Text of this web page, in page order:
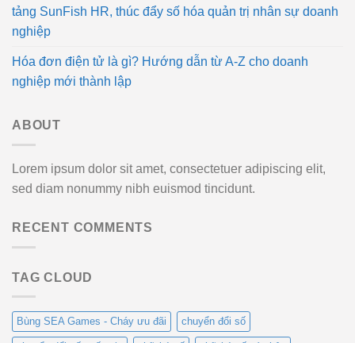
tảng SunFish HR, thúc đẩy số hóa quản trị nhân sự doanh
nghiệp
Hóa đơn điện tử là gì? Hướng dẫn từ A-Z cho doanh
nghiệp mới thành lập
ABOUT
Lorem ipsum dolor sit amet, consectetuer adipiscing elit,
sed diam nonummy nibh euismod tincidunt.
RECENT COMMENTS
TAG CLOUD
Bùng SEA Games - Cháy ưu đãi chuyển đổi số